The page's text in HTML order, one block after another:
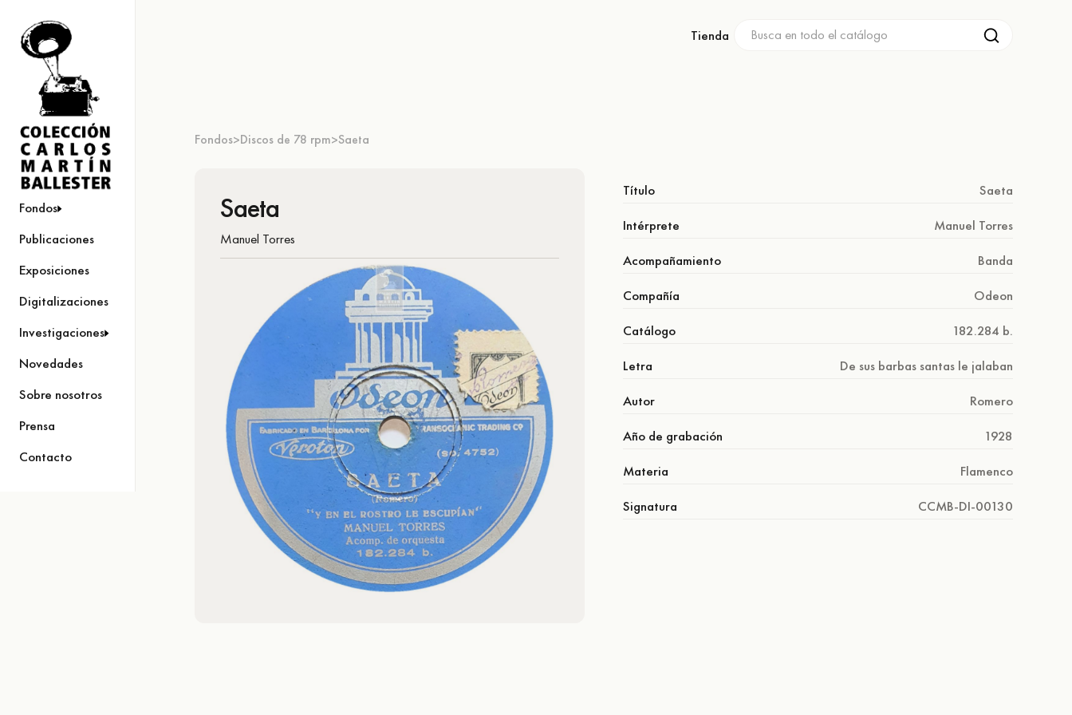
Fondos
Publicaciones
Exposiciones
Digitalizaciones
Investigaciones
Novedades
Sobre nosotros
Prensa
Contacto
Tienda
Fondos>Discos de 78 rpm>Saeta
Saeta
Manuel Torres
Título
Saeta
Intérprete
Manuel Torres
Acompañamiento
Banda
Compañía
Odeon
Catálogo
182.284 b.
Letra
De sus barbas santas le jalaban
Autor
Romero
Año de grabación
1928
Materia
Flamenco
Signatura
CCMB-DI-00130